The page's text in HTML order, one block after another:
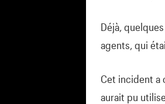
Déjà,
agents, qui
Cet incident a
aurait pu